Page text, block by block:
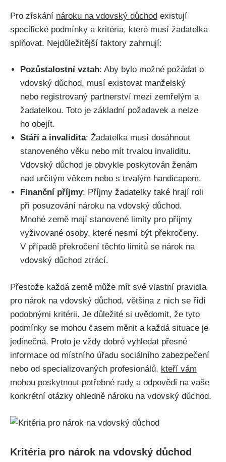
Pro získání nároku na vdovský důchod existují
specifické podmínky a kritéria, které musí žadatelka
splňovat. Nejdůležitější faktory zahrnují:
Pozůstalostní vztah: Aby bylo možné požádat o
vdovský důchod, musí existovat manželský
nebo registrovaný partnerství mezi zemřelým a
žadatelkou. Toto je základní požadavek a nelze
ho obejít.
Stáří a invalidita: Žadatelka musí dosáhnout
stanoveného věku nebo mít trvalou invaliditu.
Vdovský důchod je obvykle poskytován ženám
nad určitým věkem nebo s trvalým handicapem.
Finanční příjmy: Příjmy žadatelky také hrají roli
při posuzování nároku na vdovský důchod.
Mnohé země mají stanovené limity pro příjmy
vyživované osoby, které nesmí být překročeny.
V případě překročení těchto limitů se nárok na
vdovský důchod ztrácí.
Přestože každá země může mít své vlastní pravidla
pro nárok na vdovský důchod, většina z nich se řídí
podobnými kritérii. Je důležité si uvědomit, že tyto
podmínky se mohou časem měnit a každá situace je
jedinečná. Proto je vždy dobré vyhledat přesné
informace od místního úřadu sociálního zabezpečení
nebo od specializovaných profesionálů, kteří vám
mohou poskytnout potřebné rady a odpovědi na vaše
konkrétní otázky ohledně nároku na vdovský důchod.
Kritéria pro nárok na vdovský důchod